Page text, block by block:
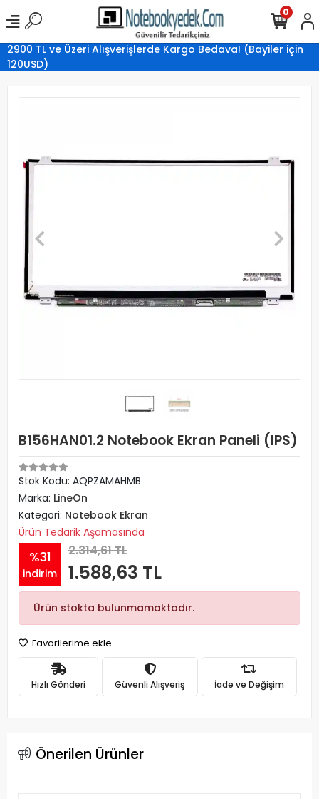
2900 TL ve Üzeri Alışverişlerde Kargo Bedava! (Bayiler için
120USD)
0
B156HAN01.2 Notebook Ekran Paneli (IPS)
Stok Kodu: AQPZAMAHMB
Marka: LineOn
Kategori: Notebook Ekran
Ürün Tedarik Aşamasında
%31
indirim
2.314,61 TL
1.588,63 TL
Ürün stokta bulunmamaktadır.
Favorilerime ekle
Hızlı Gönderi Güvenli Alışveriş İade ve Değişim
Önerilen Ürünler